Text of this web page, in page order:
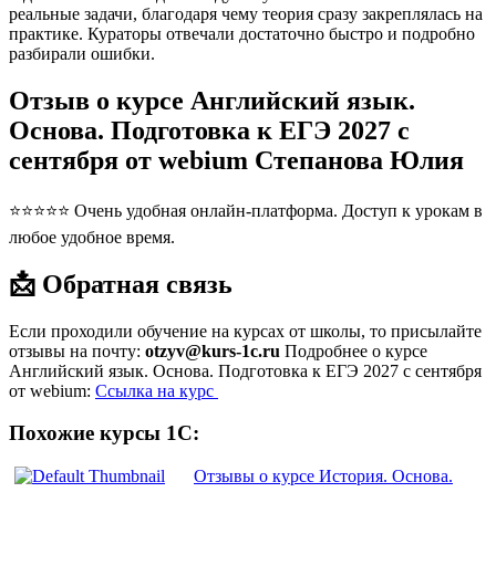
реальные задачи, благодаря чему теория сразу закреплялась на
практике. Кураторы отвечали достаточно быстро и подробно
разбирали ошибки.
Отзыв о курсе Английский язык.
Основа. Подготовка к ЕГЭ 2027 с
сентября от webium Степанова Юлия
⭐⭐⭐⭐⭐ Очень удобная онлайн-платформа. Доступ к урокам в
любое удобное время.
📩 Обратная связь
Если проходили обучение на курсах от школы, то присылайте
отзывы на почту: otzyv@kurs-1c.ru Подробнее о курсе
Английский язык. Основа. Подготовка к ЕГЭ 2027 с сентября
от webium: Ссылка на курс
Похожие курсы 1С:
Отзывы о курсе История. Основа.